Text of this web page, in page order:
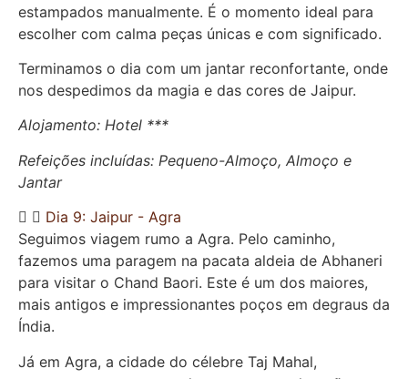
estampados manualmente. É o momento ideal para
escolher com calma peças únicas e com significado.
Terminamos o dia com um jantar reconfortante, onde
nos despedimos da magia e das cores de Jaipur.
Alojamento: Hotel ***
Refeições incluídas: Pequeno-Almoço, Almoço e
Jantar
Dia 9: Jaipur - Agra
Seguimos viagem rumo a Agra. Pelo caminho,
fazemos uma paragem na pacata aldeia de Abhaneri
para visitar o Chand Baori. Este é um dos maiores,
mais antigos e impressionantes poços em degraus da
Índia.
Já em Agra, a cidade do célebre Taj Mahal,